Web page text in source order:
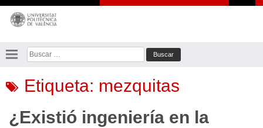
Saltar
contenido
Buscar:
Etiqueta: mezquitas
¿Existió ingeniería en la